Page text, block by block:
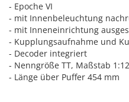
- Epoche VI
- mit Innenbeleuchtung
- mit Inneneinrichtung
- Kupplungsaufnahme und
- Decoder integriert
- Nenngröße TT, Maßstab
- Länge über Puffer 454 mm